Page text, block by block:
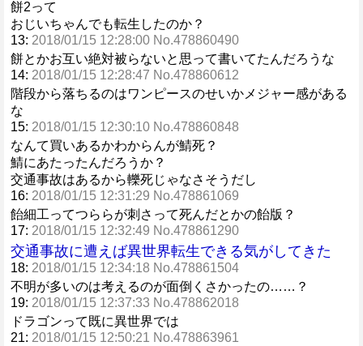
餅2って
おじいちゃんでも転生したのか？
13: 2018/01/15 12:28:00 No.478860490
餅とかお互い絶対被らないと思って書いてたんだろうな
14: 2018/01/15 12:28:47 No.478860612
階段から落ちるのはワンピースのせいかメジャー感がある
な
15: 2018/01/15 12:30:10 No.478860848
なんて買いあるかわからんが鯖死？
鯖にあたったんだろうか？
交通事故はあるから轢死じゃなさそうだし
16: 2018/01/15 12:31:29 No.478861069
飴細工ってつららが刺さって死んだとかの飴版？
17: 2018/01/15 12:32:49 No.478861290
交通事故に遭えば異世界転生できる気がしてきた
18: 2018/01/15 12:34:18 No.478861504
不明が多いのは考えるのが面倒くさかったの……？
19: 2018/01/15 12:37:33 No.478862018
ドラゴンって既に異世界では
21: 2018/01/15 12:50:21 No.478863961